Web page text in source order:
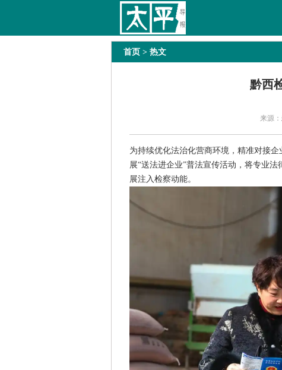
太平导报 舆情 要闻
首页 > 热文
黔西
来源：
为持续优化法治化营商环境，精准对接
展“送法进企业”普法宣传活动，将专业
展注入检察动能。